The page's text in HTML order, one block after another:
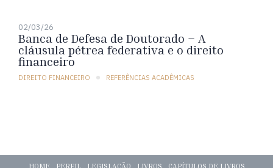
02/03/26
Banca de Defesa de Doutorado – A
cláusula pétrea federativa e o direito
financeiro
DIREITO FINANCEIRO REFERÊNCIAS ACADÊMICAS
HOME PERFIL LEGISLAÇÃO LIVROS CAPÍTULOS DE LIVROS